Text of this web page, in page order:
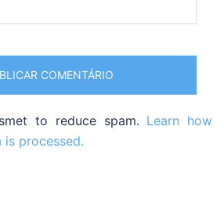
to reduce spam. Learn how
processed.